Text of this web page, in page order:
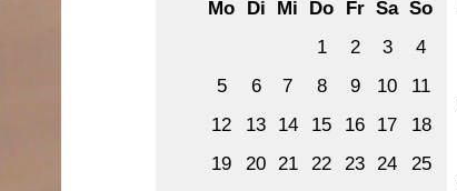
Mo Di Mi Do Fr Sa So
1
2 3
4
5
6 7 8 9 10
11
12
13 14 15 16 17
18
19
20 21 22 23 24
25